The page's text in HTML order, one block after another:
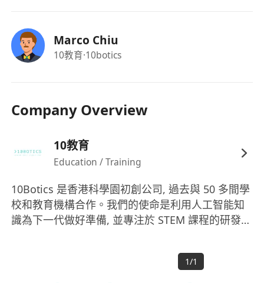
Marco Chiu
10教育·10botics
Company Overview
10教育
Education / Training
10Botics 是香港科學園初創公司, 過去與 50 多間學
校和教育機構合作。我們的使命是利用人工智能知
識為下一代做好準備, 並專注於 STEM 課程的研發及
隊共同開發，旨在使孩子、老師和父母可以通過現
1/1